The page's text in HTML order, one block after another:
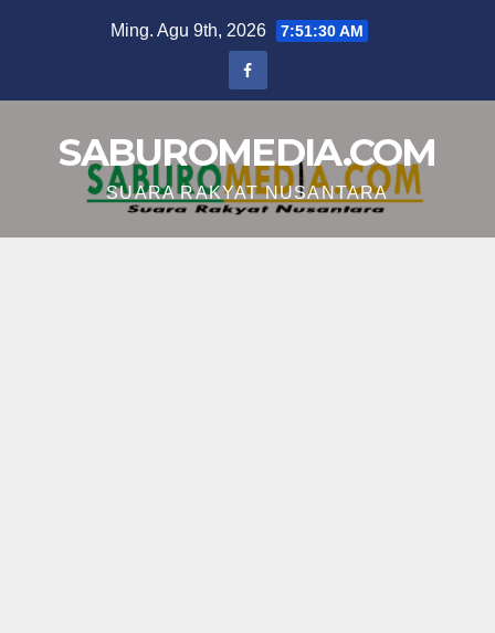
Ming. Agu 9th, 2026 7:51:31 AM
SABUROMEDIA.COM
SUARA RAKYAT NUSANTARA